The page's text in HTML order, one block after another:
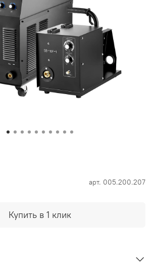
арт. 005.200.207
Купить в 1 клик